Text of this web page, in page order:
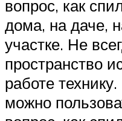
вопрос, как
дома, на даче,
участке. Не
пространство
работе
можно